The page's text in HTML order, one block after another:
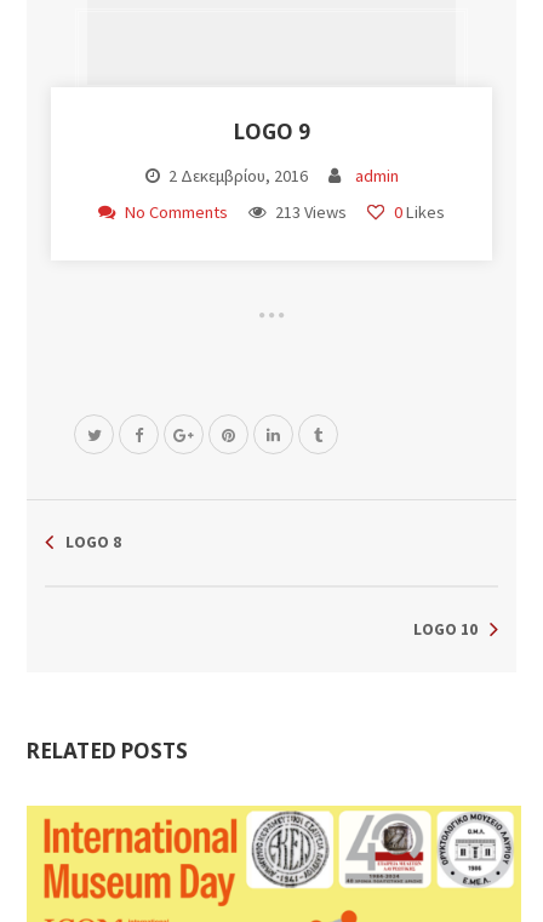
LOGO 9
2 Δεκεμβρίου, 2016
admin
No Comments
213 Views 0Likes
LOGO 8
LOGO 10
RELATED POSTS